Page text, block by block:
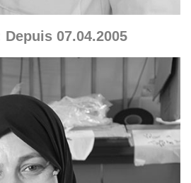
07.04.2005